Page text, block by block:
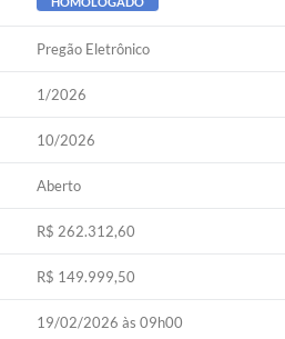
Pregão Eletrônico
1/2026
10/2026
Aberto
R$ 262.312,60
R$ 149.999,50
19/02/2026 às 09h00